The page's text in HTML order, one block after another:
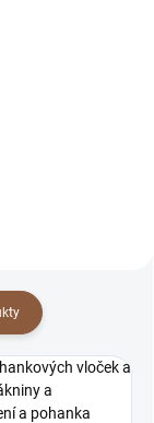
vloček a
a
a pohanka